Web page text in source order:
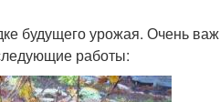
будущего урожая. Очень
работы: